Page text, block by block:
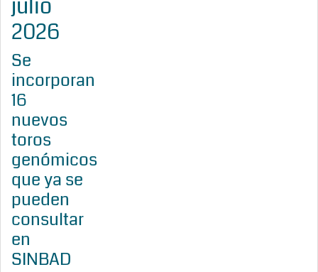
julio
2026
Se
incorporan
16
nuevos
toros
genómicos
que ya se
pueden
consultar
en
SINBAD